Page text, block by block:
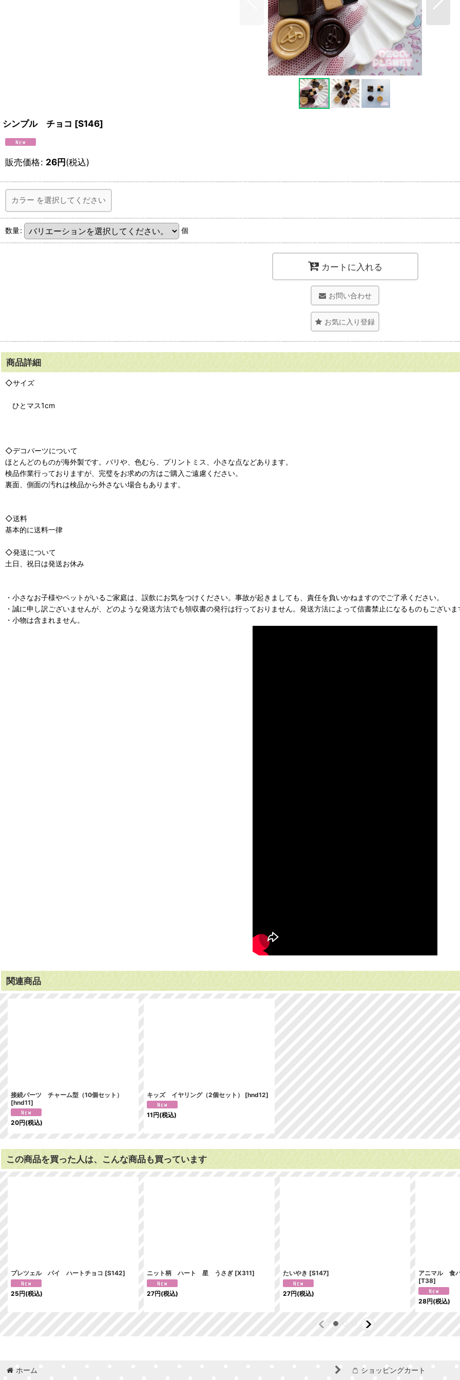
シンプル チョコ [S146]
販売価格: 26円(税込)
カラー を選択してください
数量: 個
カートに入れる
お問い合わせ
お気に入り登録
商品詳細
◇サイズ
ひとマス1cm
◇デコパーツについて
ほとんどのものが海外製です。バリや、色むら、プリントミス、小さな点などあります。
検品作業行っておりますが、完璧をお求めの方はご購入ご遠慮ください。
裏面、側面の汚れは検品から外さない場合もあります。
◇送料
基本的に送料一律
◇発送について
土日、祝日は発送お休み
・小さなお子様やペットがいるご家庭は、誤飲にお気をつけください。事故が起きましても、責任を負いかねますのでご了承ください。
・誠に申し訳ございませんが、どのような発送方法でも領収書の発行は行っておりません。発送方法によって信書禁止になるものもございま
・小物は含まれません。
関連商品
接続パーツ チャーム型（10個セット）
[hnd11]
20円(税込)
キッズ イヤリング（2個セット） [hnd12]
11円(税込)
この商品を買った人は、こんな商品も買っています
プレツェル パイ ハートチョコ [S142]
25円(税込)
ニット柄 ハート 星 うさぎ [X311]
27円(税込)
たいやき [S147]
27円(税込)
アニマル 食
[T38]
28円(税込)
ホーム ショッピングカート